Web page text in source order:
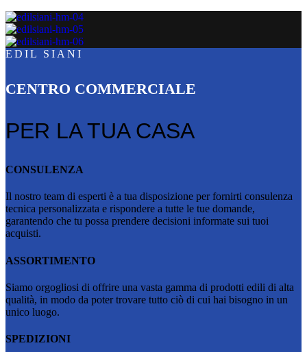
EDIL SIANI
CENTRO COMMERCIALE
PER LA TUA CASA
CONSULENZA
Il nostro team di esperti è a tua disposizione per fornirti consulenza
tecnica personalizzata e rispondere a tutte le tue domande,
garantendo che tu possa prendere decisioni informate sui tuoi
acquisti.
ASSORTIMENTO
Siamo orgogliosi di offrire una vasta gamma di prodotti edili di alta
qualità, in modo da poter trovare tutto ciò di cui hai bisogno in un
unico luogo.
SPEDIZIONI